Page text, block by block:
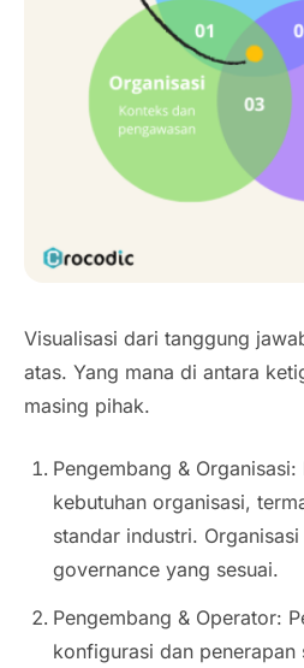
Visualisasi dari tanggung
atas. Yang mana di antara
masing pihak.
Pengembang &
kebutuhan organisasi,
standar industri.
governance yang sesuai.
Pengembang & Operator:
konfigurasi dan